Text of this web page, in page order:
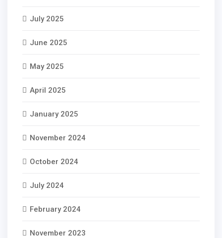
July 2025
June 2025
May 2025
April 2025
January 2025
November 2024
October 2024
July 2024
February 2024
November 2023